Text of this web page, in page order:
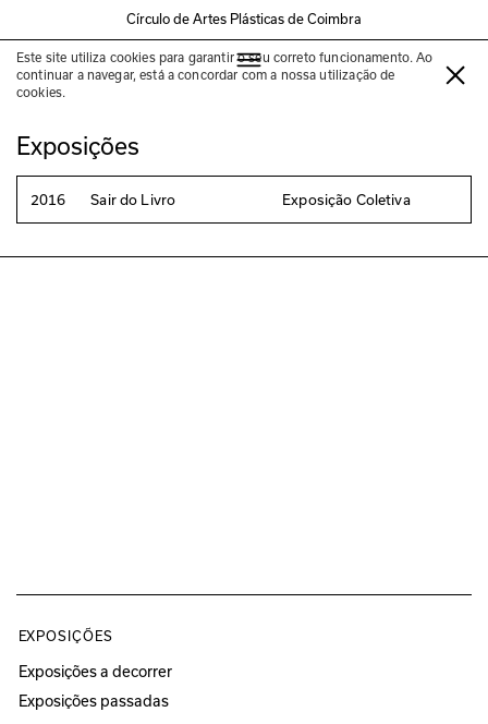
Círculo de Artes Plásticas de Coimbra
Este site utiliza cookies para garantir o seu correto funcionamento. Ao
continuar a navegar, está a concordar com a nossa utilização de
cookies.
Jan Kopp
Exposições
2016 Sair do Livro Exposição Coletiva
EXPOSIÇÕES
Exposições a decorrer
Exposições passadas